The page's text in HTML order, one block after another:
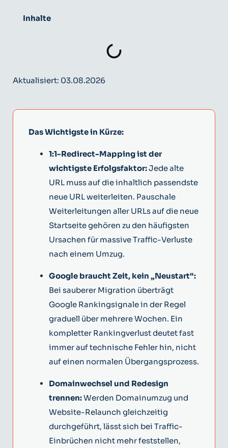
Aktualisiert: 03.08.2026
Das Wichtigste in Kürze:
1:1-Redirect-Mapping ist der
wichtigste Erfolgsfaktor:Jede alte
URL muss auf die inhaltlich passendste
neue URL weiterleiten. Pauschale
Weiterleitungen aller URLs auf die neue
Startseite gehören zu den häufigsten
Ursachen für massive Traffic-Verluste
nach einem Umzug.
Google braucht Zeit, kein „Neustart“:
Bei sauberer Migration überträgt
Google Rankingsignale in der Regel
graduell über mehrere Wochen. Ein
kompletter Rankingverlust deutet fast
immer auf technische Fehler hin, nicht
auf einen normalen Übergangsprozess.
Domainwechsel und Redesign
trennen:Werden Domainumzug und
Website-Relaunch gleichzeitig
durchgeführt, lässt sich bei Traffic-
Einbrüchen nicht mehr feststellen,
Inhalte